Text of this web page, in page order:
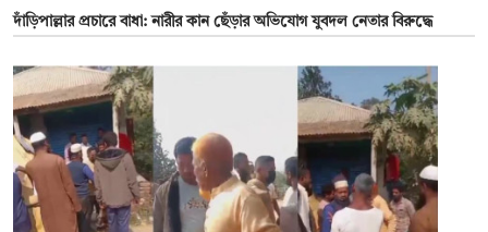
দাঁড়িপাল্লার প্রচারে বাধা: নারীর কান ছেঁড়ার অভিযোগ যুবদল নেতার বিরুদ্ধে